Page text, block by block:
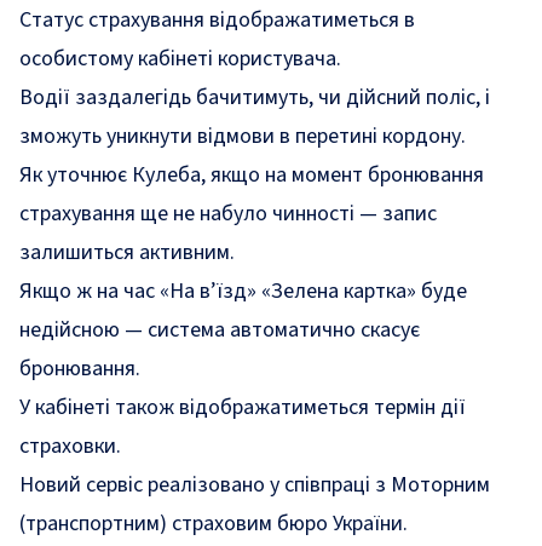
Статус страхування відображатиметься в
особистому кабінеті користувача.
Водії заздалегідь бачитимуть, чи дійсний поліс, і
зможуть уникнути відмови в перетині кордону.
Як уточнює Кулеба, якщо на момент бронювання
страхування ще не набуло чинності — запис
залишиться активним.
Якщо ж на час «На в’їзд» «Зелена картка» буде
недійсною — система автоматично скасує
бронювання.
У кабінеті також відображатиметься термін дії
страховки.
Новий сервіс реалізовано у співпраці з Моторним
(транспортним) страховим бюро України.